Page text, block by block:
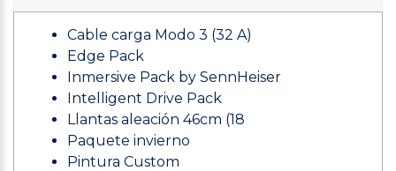
Cable carga Modo 3 (32 A)
Edge Pack
Inmersive Pack by SennHeiser
Intelligent Drive Pack
Llantas aleación 46cm (18
Paquete invierno
Pintura Custom